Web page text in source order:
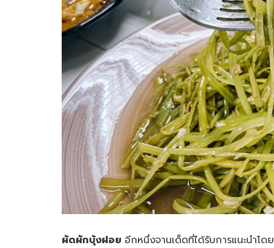
ผัดผักบุ้งฝอย อีกหนึ่งจานเด็ดที่ได้รับการแนะนำโดย